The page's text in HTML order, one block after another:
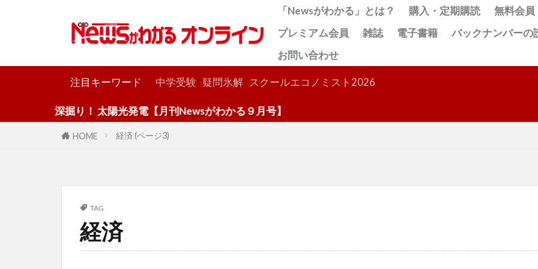
「Newsがわかる」とは？ 購入・定期購読
無料会員
プレミアム会員
雑誌 電子書籍
バックナンバーの
お問い合わせ
注目キーワード 中学受験 疑問氷解 スクールエコノミスト2026
深掘り！ 太陽光発電【月刊Newsがわかる９月号】
HOME 経済 (ページ3)
TAG
経済
検索